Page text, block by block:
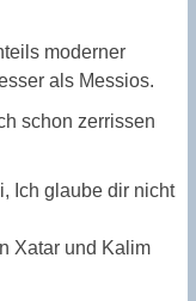
moderner
als Messios.
schon zerrissen
Ich glaube dir nicht
Xatar und Kalim